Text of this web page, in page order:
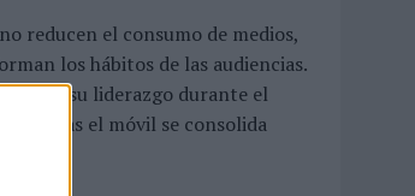
reducen el consumo de medios,
los hábitos de las audiencias.
su liderazgo durante el
mientras el móvil se consolida